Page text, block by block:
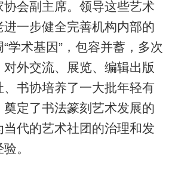
会副主席。领导这些艺术
一步健全完善机构内部的
学术基因”，包容并蓄，多次
外交流、展览、编辑出版
书协培养了一大批年轻有
奠定了书法篆刻艺术发展的
当代的艺术社团的治理和发
。